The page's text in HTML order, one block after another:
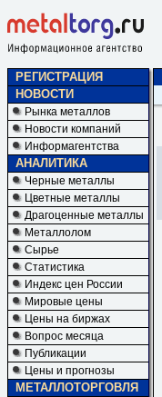
РЕГИСТРАЦИЯ
НОВОСТИ
Рынка металлов
Новости компаний
Информагентства
АНАЛИТИКА
Черные металлы
Цветные металлы
Драгоценные металлы
Металлолом
Сырье
Статистика
Индекс цен России
Мировые цены
Цены на биржах
Вопрос месяца
Публикации
Цены и прогнозы
МЕТАЛЛОТОРГОВЛЯ